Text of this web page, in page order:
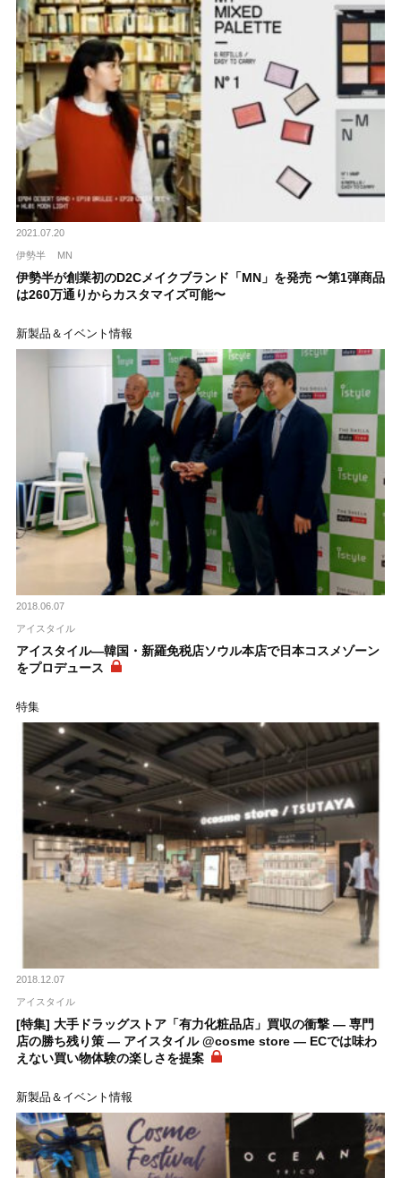
2021.07.20
伊勢半 MN
伊勢半が創業初のD2Cメイクブランド「MN」を発売 〜第1弾商品
は260万通りからカスタマイズ可能〜
新製品＆イベント情報
2018.06.07
アイスタイル
アイスタイル―韓国・新羅免税店ソウル本店で日本コスメゾーン
をプロデュース
特集
2018.12.07
アイスタイル
[特集] 大手ドラッグストア「有力化粧品店」買収の衝撃 ― 専門
店の勝ち残り策 ― アイスタイル @cosme store ― ECでは味わ
えない買い物体験の楽しさを提案
新製品＆イベント情報